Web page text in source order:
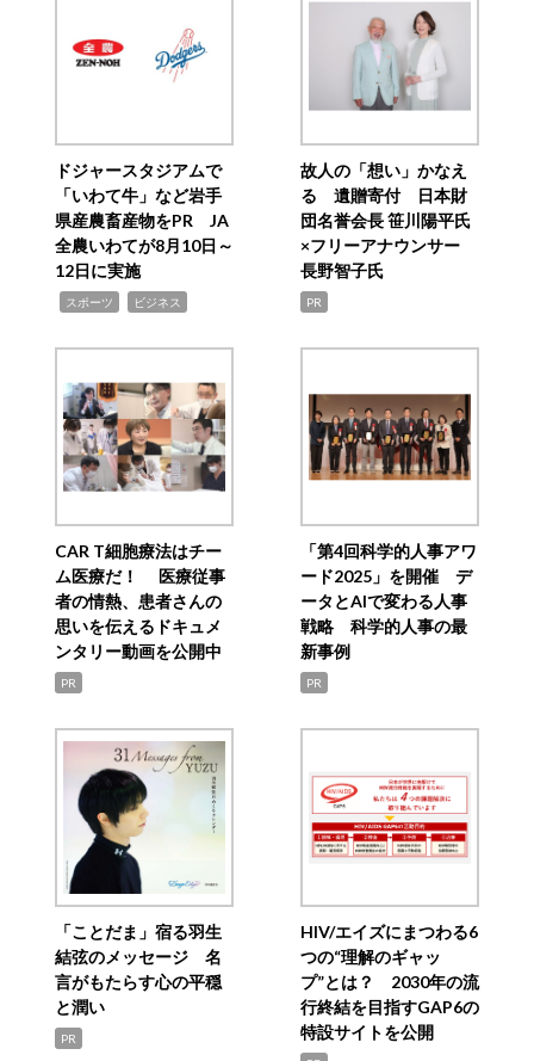
ドジャースタジアムで
「いわて牛」など岩手
県産農畜産物をPR JA
全農いわてが8月10日～
12日に実施
スポーツ ビジネス
故人の「想い」かなえ
る 遺贈寄付 日本財
団名誉会長 笹川陽平氏
×フリーアナウンサー
長野智子氏
PR
CAR T細胞療法はチー
ム医療だ！ 医療従事
者の情熱、患者さんの
思いを伝えるドキュメ
ンタリー動画を公開中
PR
「第4回科学的人事アワ
ード2025」を開催 デ
ータとAIで変わる人事
戦略 科学的人事の最
新事例
PR
「ことだま」宿る羽生
結弦のメッセージ 名
言がもたらす心の平穏
と潤い
PR
HIV/エイズにまつわる6
つの“理解のギャッ
プ”とは？ 2030年の流
行終結を目指すGAP6の
特設サイトを公開